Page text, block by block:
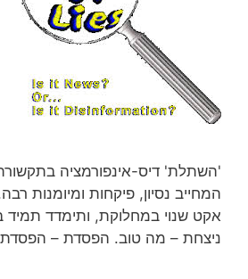
'השתלת' דיס-אינפורמציה בתקשורת
המחייב נסיון, פיקחות ומיומנות רבה.
אקט שנוי במחלוקת, ותימדד תמיד
ניצחת – מה טוב. הפסדת – הפסדת